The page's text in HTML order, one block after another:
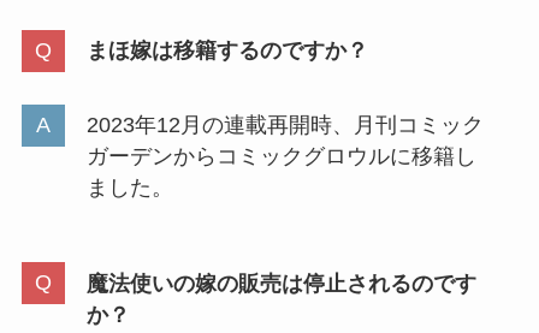
まほ嫁は移籍するのですか？
2023年12月の連載再開時、月刊コミック
ガーデンからコミックグロウルに移籍し
ました。
魔法使いの嫁の販売は停止されるのです
か？